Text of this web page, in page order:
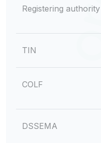
Registering authority
TIN
COLF
DSSEMA